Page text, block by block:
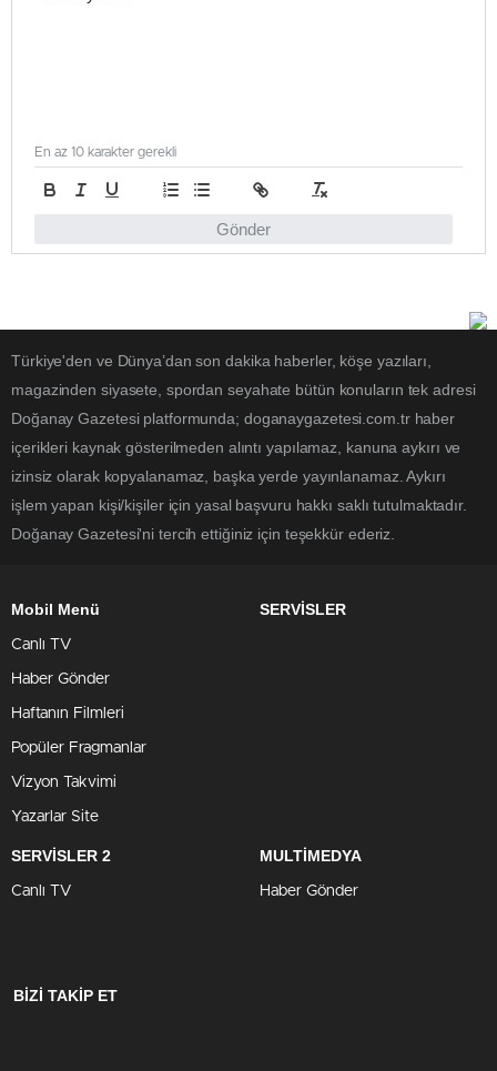
Gönder
En az 10 karakter gerekli
Türkiye'den ve Dünya’dan son dakika haberler, köşe yazıları,
magazinden siyasete, spordan seyahate bütün konuların tek adresi
Doğanay Gazetesi platformunda; doganaygazetesi.com.tr haber
içerikleri kaynak gösterilmeden alıntı yapılamaz, kanuna aykırı ve
izinsiz olarak kopyalanamaz, başka yerde yayınlanamaz. Aykırı
işlem yapan kişi/kişiler için yasal başvuru hakkı saklı tutulmaktadır.
Doğanay Gazetesi'ni tercih ettiğiniz için teşekkür ederiz.
Mobil Menü
Canlı TV
Haber Gönder
Haftanın Filmleri
Popüler Fragmanlar
Vizyon Takvimi
Yazarlar Site
SERVİSLER
SERVİSLER 2
Canlı TV
MULTİMEDYA
Haber Gönder
BİZİ TAKİP ET